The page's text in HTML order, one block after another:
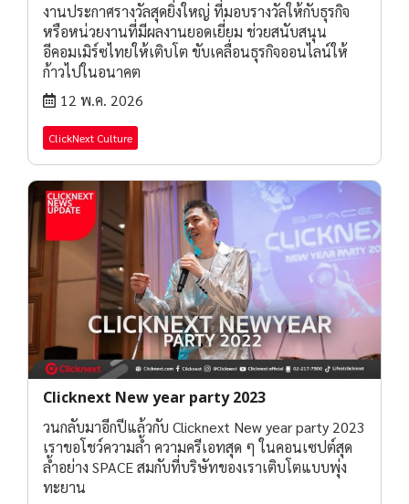
งานประกาศรางวัลสุดยิ่งใหญ่ ที่มอบรางวัลให้กับธุรกิจ
หรือหน่วยงานที่มีผลงานยอดเยี่ยม ช่วยสนับสนุน
อีคอมเมิร์ซไทยให้เติบโต ขับเคลื่อนธุรกิจออนไลน์ให้
ก้าวไปในอนาคต
12 พ.ค. 2026
ClickNext Culture
Clicknext New year party 2023
วนกลับมาอีกปีแล้วกับ Clicknext New year party 2023
เราขอโชว์ความล้ำ ความครีเอทสุด ๆ ในคอนเซปต์สุด
ล้ำอย่าง SPACE สมกับที่บริษัทของเราเติบโตแบบพุ่ง
ทะยาน